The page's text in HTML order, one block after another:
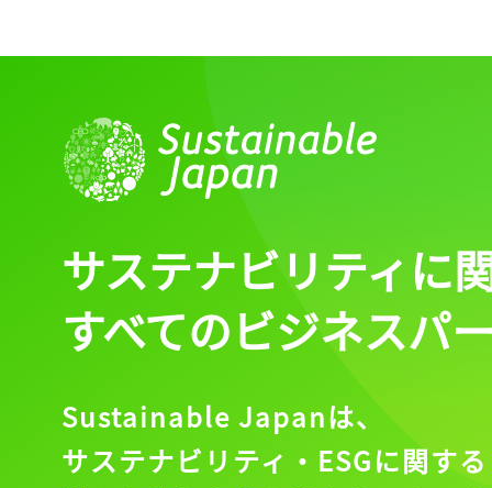
サステナビリティに
すべてのビジネスパ
Sustainable Japanは、
サステナビリティ・ESGに関する